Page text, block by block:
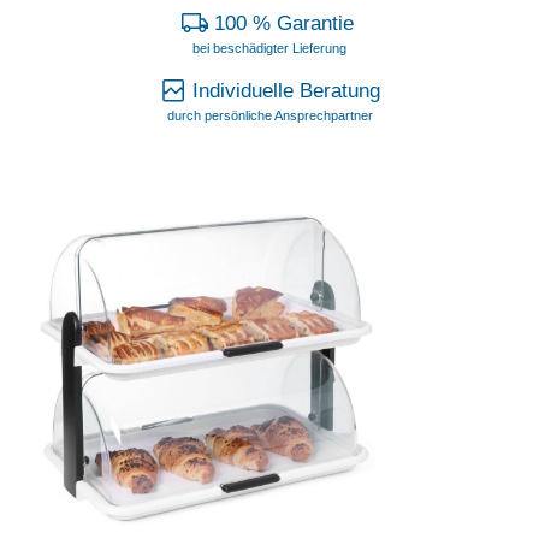
100 % Garantie
bei beschädigter Lieferung
Individuelle Beratung
durch persönliche Ansprechpartner